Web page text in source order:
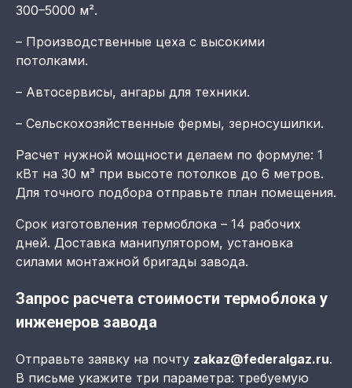
300–5000 м².
– Производственные цеха с высокими
потолками.
– Автосервисы, ангары для техники.
– Сельскохозяйственные фермы, зерносушилки.
Расчет нужной мощности делаем по формуле: 1
кВт на 30 м³ при высоте потолков до 6 метров.
Для точного подбора отправьте план помещения.
Срок изготовления термоблока – 14 рабочих
дней. Доставка манипулятором, установка
силами монтажной бригады завода.
Запрос расчета стоимости термоблока у
инженеров завода
Отправьте заявку на почту zakaz@federalgaz.ru.
В письме укажите три параметра: требуемую